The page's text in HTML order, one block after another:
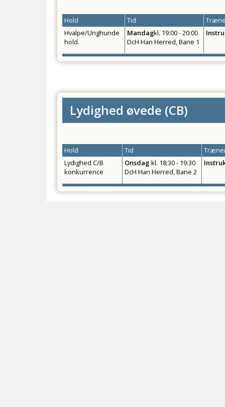
Hold Tid
Hvalpe/Unghunde
hold.
Mandagkl. 19:00 - 20:00
DcH Han Herred, Bane 1
Lydighed øvede (CB)
Hold Tid
Lydighed C/B
konkurrence
Onsdag kl. 18:30 - 19:30
DcH Han Herred, Bane 2